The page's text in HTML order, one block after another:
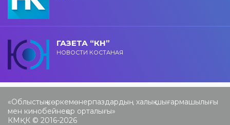
ГАЗЕТА “КН”
НОВОСТИ КОСТАНАЯ
«Облыстық көркемөнерпаздардың халық шығармашылығы
мен кинобейнеқор орталығы»
КМҚК © 2016-2026